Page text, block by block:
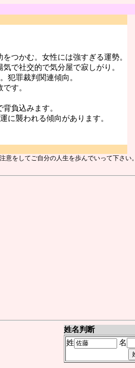
つかむ。女性には強すぎる運勢。
で社交的で気分屋で寂しがり。
犯罪裁判関連傾向。
す。
負込みます。
に襲われる傾向があります。
をしてご自分の人生を歩んでいって下さい。
姓名判断
姓
名